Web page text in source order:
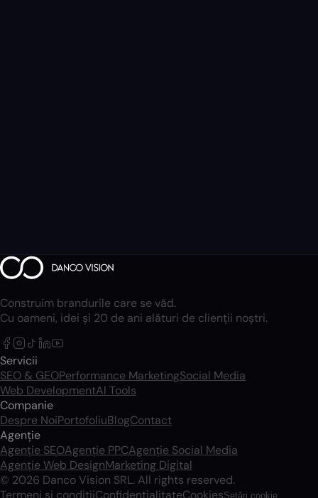
Construim brandurile care se văd.
Cu oameni, idei și 20 de ani alături de clienții noștri.
Servicii
SEO & GEOPerformance MarketingSocial Media
Web DevelopmentAI Tools
Companie
Despre NoiPortofoliuBlogContact
Agenție
Agenție SEOAgenție PPCAgenție Social Media
Agenție Web DesignMarketing Digital
© 2026 Danco Vision SRL. All rights reserved.
Termeni și condițiiConfidențialitateCookiesSetări cookie